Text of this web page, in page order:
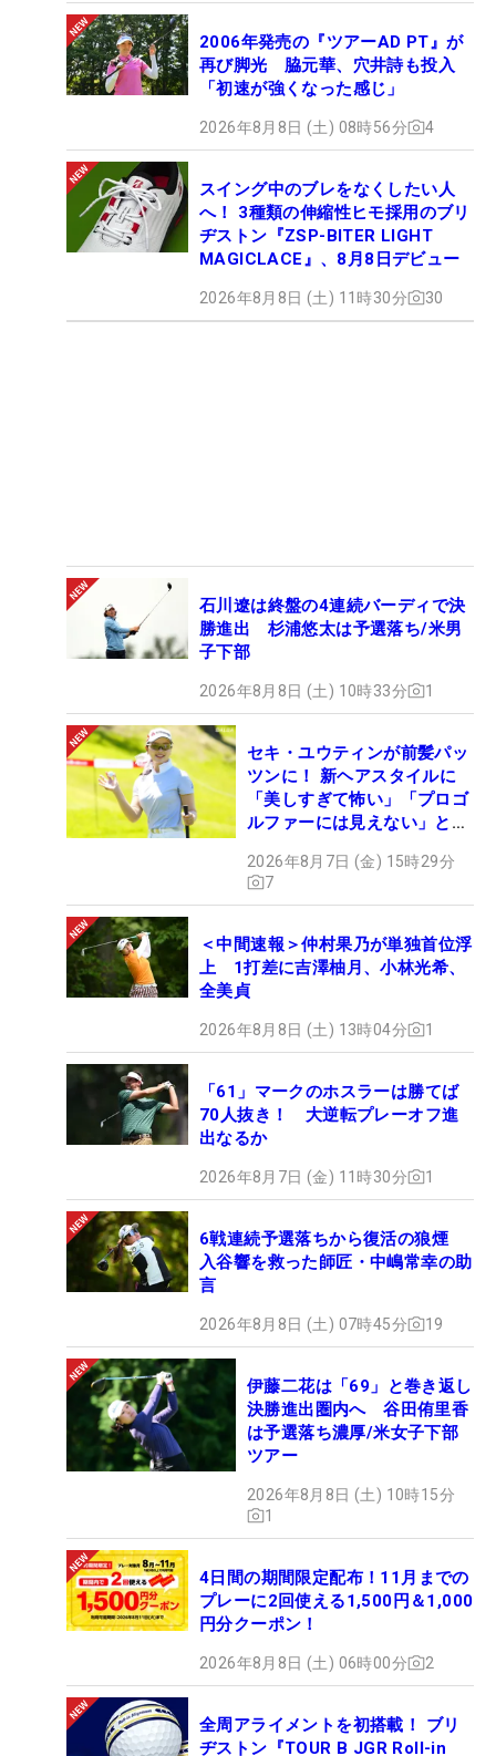
2006年発売の『ツアーAD PT』が
再び脚光 脇元華、穴井詩も投入
「初速が強くなった感じ」
2026年8月8日 (土) 08時56分 4
スイング中のブレをなくしたい人
へ！ 3種類の伸縮性ヒモ採用のブリ
ヂストン『ZSP-BITER LIGHT
MAGICLACE』、8月8日デビュー
2026年8月8日 (土) 11時30分 30
石川遼は終盤の4連続バーディで決
勝進出 杉浦悠太は予選落ち/米男
子下部
2026年8月8日 (土) 10時33分 1
セキ・ユウティンが前髪パッ
ツンに！ 新ヘアスタイルに
「美しすぎて怖い」「プロゴ
ルファーには見えない」とコ
2026年8月7日 (金) 15時29分
7
＜中間速報＞仲村果乃が単独首位浮
上 1打差に吉澤柚月、小林光希、
全美貞
2026年8月8日 (土) 13時04分 1
「61」マークのホスラーは勝てば
70人抜き！ 大逆転プレーオフ進
出なるか
2026年8月7日 (金) 11時30分 1
6戦連続予選落ちから復活の狼煙
入谷響を救った師匠・中嶋常幸の助
言
2026年8月8日 (土) 07時45分 19
伊藤二花は「69」と巻き返し
決勝進出圏内へ 谷田侑里香
は予選落ち濃厚/米女子下部
ツアー
2026年8月8日 (土) 10時15分
1
4日間の期間限定配布！11月までの
プレーに2回使える1,500円＆1,000
円分クーポン！
2026年8月8日 (土) 06時00分 2
全周アライメントを初搭載！ ブリ
ヂストン『TOUR B JGR Roll-in